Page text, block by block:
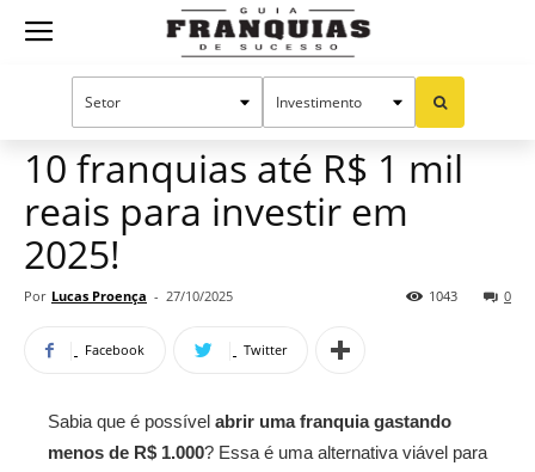
Guia
Oportunidades e tendências
10 franquias até R$ 1 mil
reais para investir em
2025!
Por Lucas Proença - 27/10/2025 0
1043
Facebook Twitter
Sabia que é possível abrir uma franquia gastando
menos de R$ 1.000? Essa é uma alternativa viável para